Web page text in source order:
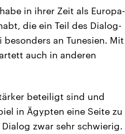
in ihrer Zeit als Europa-
die ein Teil des Dialog-
an Tunesien. Mit
auch in anderen
beteiligt sind und
in Ägypten eine Seite zu
zwar sehr schwierig.